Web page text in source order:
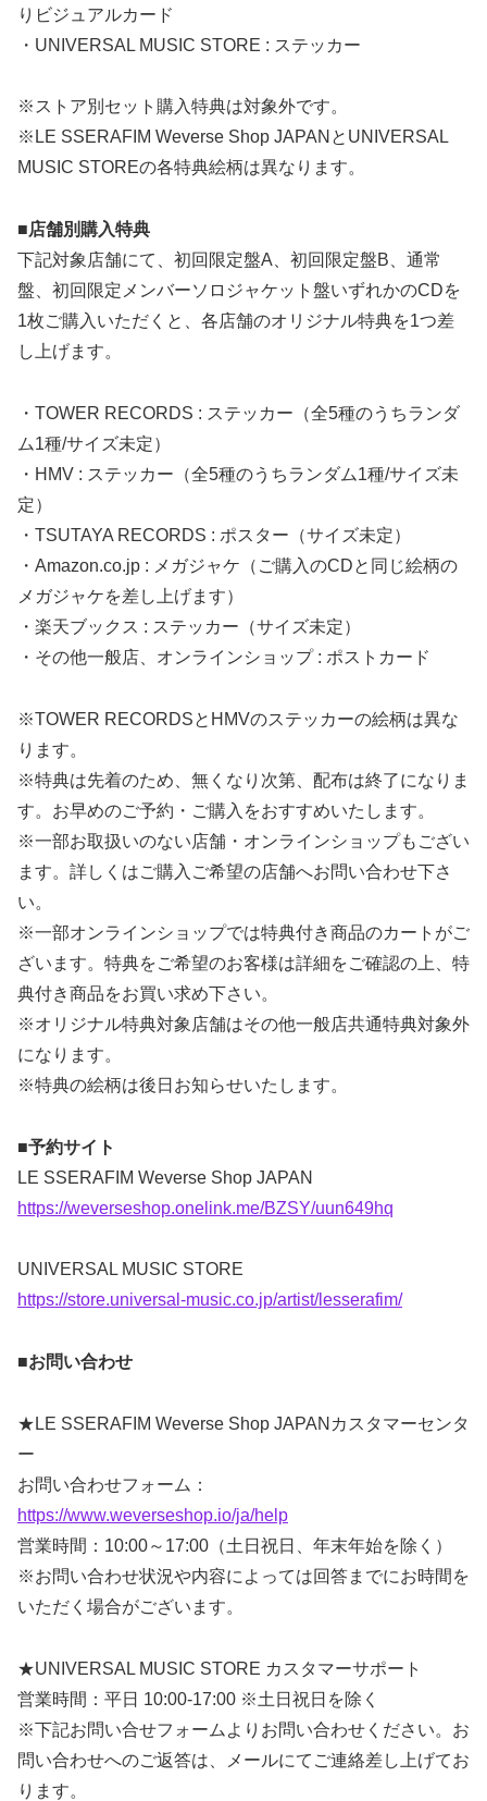
りビジュアルカード
・UNIVERSAL MUSIC STORE : ステッカー
※ストア別セット購入特典は対象外です。
※LE SSERAFIM Weverse Shop JAPANとUNIVERSAL
MUSIC STOREの各特典絵柄は異なります。
■店舗別購入特典
下記対象店舗にて、初回限定盤A、初回限定盤B、通常
盤、初回限定メンバーソロジャケット盤いずれかのCDを
1枚ご購入いただくと、各店舗のオリジナル特典を1つ差
し上げます。
・TOWER RECORDS : ステッカー（全5種のうちランダ
ム1種/サイズ未定）
・HMV : ステッカー（全5種のうちランダム1種/サイズ未
定）
・TSUTAYA RECORDS : ポスター（サイズ未定）
・Amazon.co.jp : メガジャケ（ご購入のCDと同じ絵柄の
メガジャケを差し上げます）
・楽天ブックス : ステッカー（サイズ未定）
・その他一般店、オンラインショップ : ポストカード
※TOWER RECORDSとHMVのステッカーの絵柄は異な
ります。
※特典は先着のため、無くなり次第、配布は終了になりま
す。お早めのご予約・ご購入をおすすめいたします。
※一部お取扱いのない店舗・オンラインショップもござい
ます。詳しくはご購入ご希望の店舗へお問い合わせ下さ
い。
※一部オンラインショップでは特典付き商品のカートがご
ざいます。特典をご希望のお客様は詳細をご確認の上、特
典付き商品をお買い求め下さい。
※オリジナル特典対象店舗はその他一般店共通特典対象外
になります。
※特典の絵柄は後日お知らせいたします。
■予約サイト
LE SSERAFIM Weverse Shop JAPAN
https://weverseshop.onelink.me/BZSY/uun649hq
UNIVERSAL MUSIC STORE
https://store.universal-music.co.jp/artist/lesserafim/
■お問い合わせ
★LE SSERAFIM Weverse Shop JAPANカスタマーセンタ
ー
お問い合わせフォーム：
https://www.weverseshop.io/ja/help
営業時間：10:00～17:00（土日祝日、年末年始を除く）
※お問い合わせ状況や内容によっては回答までにお時間を
いただく場合がございます。
★UNIVERSAL MUSIC STORE カスタマーサポート
営業時間：平日 10:00-17:00 ※土日祝日を除く
※下記お問い合せフォームよりお問い合わせください。お
問い合わせへのご返答は、メールにてご連絡差し上げてお
ります。